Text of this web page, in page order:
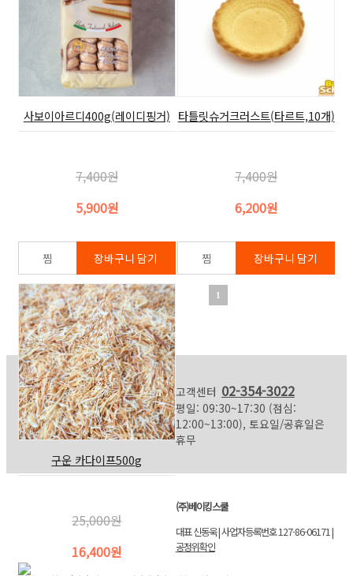
사보이아르디400g(레이디핑거)
7,400원
5,900원
타틀릿슈거크러스트(타르트,10개)
7,400원
6,200원
구운 카다이프500g
25,000원
16,400원
1
고객센터 02-354-3022
평일: 09:30~17:30 (점심:
12:00~13:00), 토요일/공휴일은
휴무
(주)베이킹스쿨
대표 신동욱 | 사업자등록번호 127-86-06171 |
공정위확인